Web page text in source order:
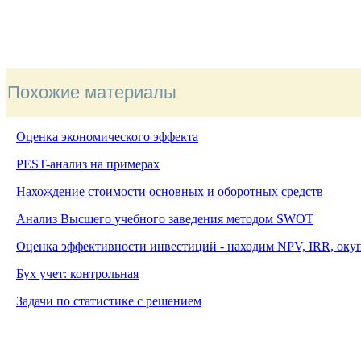
Похожие материалы
Оценка экономического эффекта
PEST-анализ на примерах
Нахождение стоимости основных и оборотных средств
Анализ Высшего учебного заведения методом SWOT
Оценка эффективности инвестиций - находим NPV, IRR,
Бух учет: контрольная
Задачи по статистике с решением